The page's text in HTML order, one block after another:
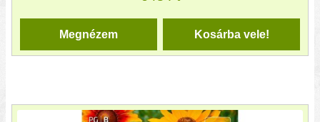
Kosárba vele!
Megnézem